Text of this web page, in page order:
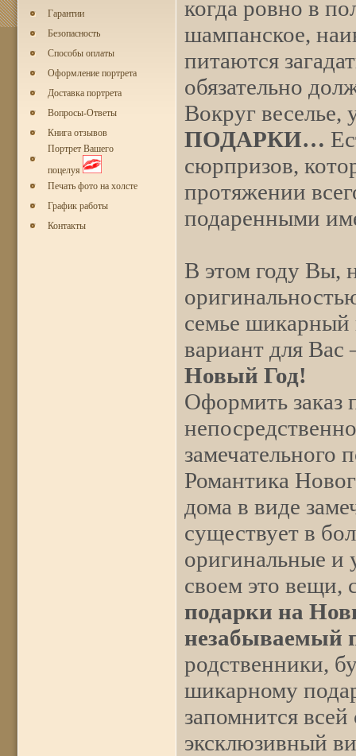
Гарантии
Безопасность
Способы оплаты
Оформление портрета
Доставка портрета
Вопросы-Ответы
Книга отзывов
Портрет Вашего
поцелуя
Печать фото на холсте
График работы
Контакты
когда ровно в
шампанское,
питаются
обязательно
Вокруг веселье,
ПОДАРКИ…
сюрпризов,
протяжении
подаренными
В этом году Вы,
семье
вариант для Вас
Новый Год!
Оформить заказ
замечательного
Романтика
дома в виде
существует в
оригинальные и
своем это вещи,
подарки на
незабываемый
родственники,
шикарному
запомнится
эксклюзивный